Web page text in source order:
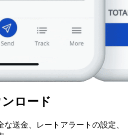
ロード
送金、レートアラートの設定、